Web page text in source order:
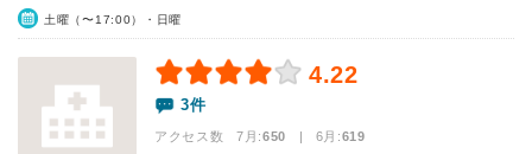
土曜（〜17:00）・日曜
4.22
3件
アクセス数 7月:650 | 6月:619